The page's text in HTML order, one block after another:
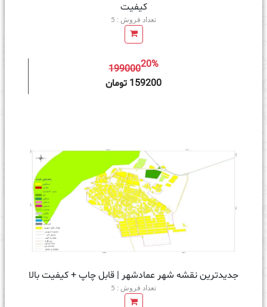
کیفیت
تعداد فروش : 5
19900020%
159200 تومان
جدیدترین نقشه شهر عمادشهر | قابل چاپ + کیفیت بالا
تعداد فروش : 5